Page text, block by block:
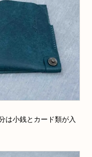
は小銭とカード類が入